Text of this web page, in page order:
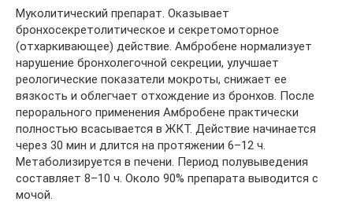
Муколитический препарат. Оказывает
бронхосекретолитическое и секретомоторное
(отхаркивающее) действие. Амбробене нормализует
нарушение бронхолегочной секреции, улучшает
реологические показатели мокроты, снижает ее
вязкость и облегчает отхождение из бронхов. После
перорального применения Амбробене практически
полностью всасывается в ЖКТ. Действие начинается
через 30 мин и длится на протяжении 6–12 ч.
Метаболизируется в печени. Период полувыведения
составляет 8–10 ч. Около 90% препарата выводится с
мочой.